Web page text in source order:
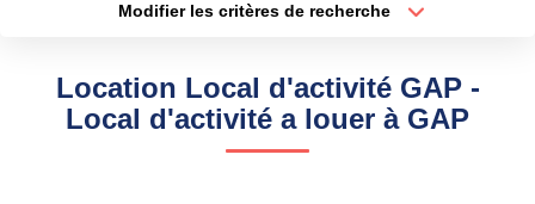
Cession D'entreprise
VENDRE
Modifier les critères de recherche
Surface min Budget max
Location Local d'activité GAP -
Local d'activité a louer à GAP